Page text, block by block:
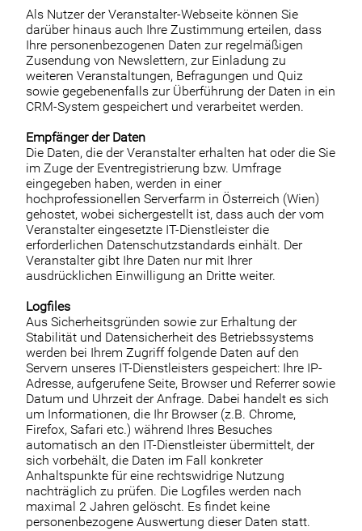
Als Nutzer der Veranstalter-Webseite können Sie
darüber hinaus auch Ihre Zustimmung erteilen, dass
Ihre personenbezogenen Daten zur regelmäßigen
Zusendung von Newslettern, zur Einladung zu
weiteren Veranstaltungen, Befragungen und Quiz
sowie gegebenenfalls zur Überführung der Daten in ein
CRM-System gespeichert und verarbeitet werden.
Empfänger der Daten
Die Daten, die der Veranstalter erhalten hat oder die Sie
im Zuge der Eventregistrierung bzw. Umfrage
eingegeben haben, werden in einer
hochprofessionellen Serverfarm in Österreich (Wien)
gehostet, wobei sichergestellt ist, dass auch der vom
Veranstalter eingesetzte IT-Dienstleister die
erforderlichen Datenschutzstandards einhält. Der
Veranstalter gibt Ihre Daten nur mit Ihrer
ausdrücklichen Einwilligung an Dritte weiter.
Logfiles
Aus Sicherheitsgründen sowie zur Erhaltung der
Stabilität und Datensicherheit des Betriebssystems
werden bei Ihrem Zugriff folgende Daten auf den
Servern unseres IT-Dienstleisters gespeichert: Ihre IP-
Adresse, aufgerufene Seite, Browser und Referrer sowie
Datum und Uhrzeit der Anfrage. Dabei handelt es sich
um Informationen, die Ihr Browser (z.B. Chrome,
Firefox, Safari etc.) während Ihres Besuches
automatisch an den IT-Dienstleister übermittelt, der
sich vorbehält, die Daten im Fall konkreter
Anhaltspunkte für eine rechtswidrige Nutzung
nachträglich zu prüfen. Die Logfiles werden nach
maximal 2 Jahren gelöscht. Es findet keine
personenbezogene Auswertung dieser Daten statt.